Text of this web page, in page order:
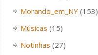
Morando_em_NY(153)
Músicas (15)
Notinhas (27)